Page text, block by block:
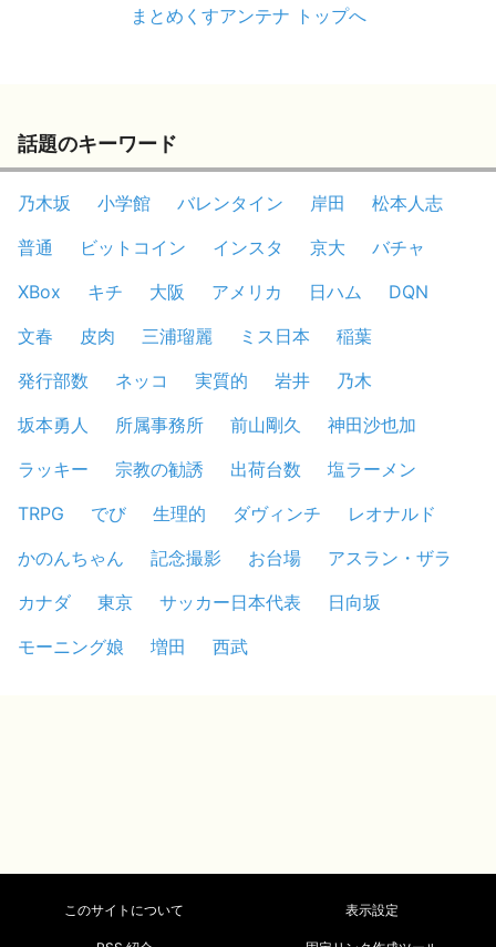
まとめくすアンテナ トップへ
話題のキーワード
乃木坂 小学館 バレンタイン 岸田
松本人志
普通
ビットコイン インスタ 京大
バチャ
XBox
キチ 大阪 アメリカ 日ハム
DQN
文春
皮肉 三浦瑠麗 ミス日本
稲葉
発行部数
ネッコ 実質的 岩井
乃木
坂本勇人
所属事務所 前山剛久
神田沙也加
ラッキー
宗教の勧誘 出荷台数
塩ラーメン
TRPG
でび 生理的 ダヴィンチ
レオナルド
かのんちゃん
記念撮影 お台場
アスラン・ザラ
カナダ
東京 サッカー日本代表
日向坂
モーニング娘
増田 西武
このサイトについて 表示設定